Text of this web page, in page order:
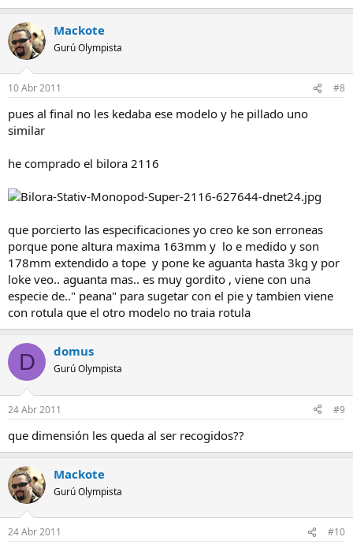
Mackote
Gurú Olympista
10 Abr 2011 #8
pues al final no les kedaba ese modelo y he pillado uno
similar
he comprado el bilora 2116
que porcierto las especificaciones yo creo ke son erroneas
porque pone altura maxima 163mm y lo e medido y son
178mm extendido a tope y pone ke aguanta hasta 3kg y por
loke veo.. aguanta mas.. es muy gordito , viene con una
especie de.." peana" para sugetar con el pie y tambien viene
con rotula que el otro modelo no traia rotula
D domus
Gurú Olympista
24 Abr 2011 #9
que dimensión les queda al ser recogidos??
Mackote
Gurú Olympista
24 Abr 2011 #10